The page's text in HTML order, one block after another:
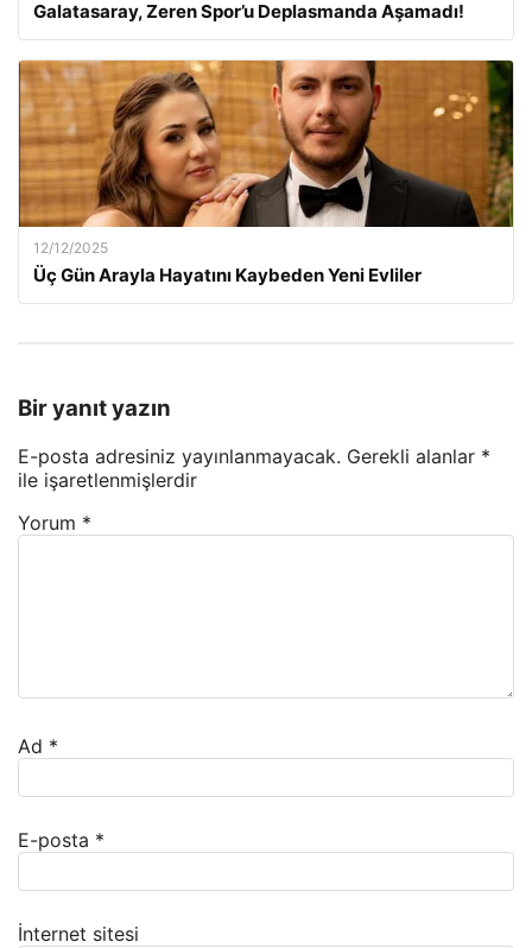
Galatasaray, Zeren Spor’u Deplasmanda Aşamadı!
12/12/2025
Üç Gün Arayla Hayatını Kaybeden Yeni Evliler
Bir yanıt yazın
E-posta adresiniz yayınlanmayacak. Gerekli alanlar *
ile işaretlenmişlerdir
Yorum *
Ad *
E-posta *
İnternet sitesi